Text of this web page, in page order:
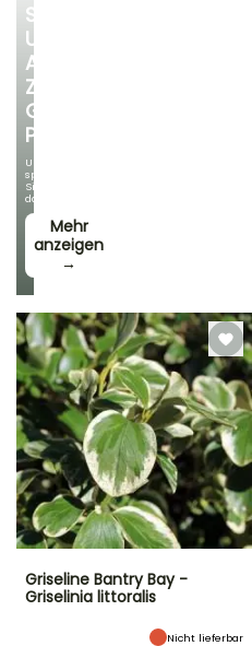
SIE
UNSERE
AUSWAHL
ZU
GÜNSTIGEN
PREISEN
Und
sparen
Sie
dabei!
Mehr
anzeigen
→
Griseline Bantry Bay -
Griselinia littoralis
Nicht lieferbar